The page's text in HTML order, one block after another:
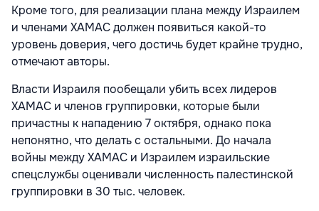
Кроме того, для реализации плана между Израилем
и членами ХАМАС должен появиться какой-то
уровень доверия, чего достичь будет крайне трудно,
отмечают авторы.
Власти Израиля пообещали убить всех лидеров
ХАМАС и членов группировки, которые были
причастны к нападению 7 октября, однако пока
непонятно, что делать с остальными. До начала
войны между ХАМАС и Израилем израильские
спецслужбы оценивали численность палестинской
группировки в 30 тыс. человек.